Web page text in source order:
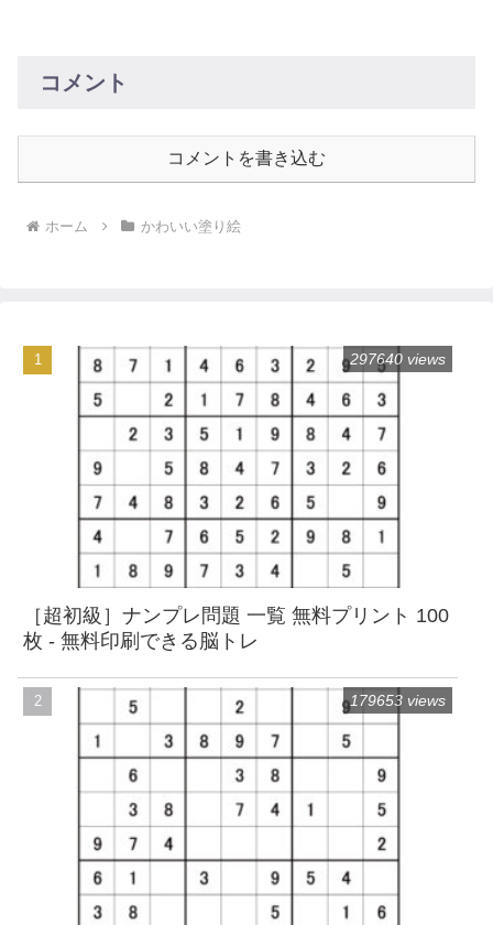
コメント
コメントを書き込む
ホーム かわいい塗り絵
［超初級］ナンプレ問題 一覧 無料プリント 100
枚 - 無料印刷できる脳トレ
297640 views
179653 views